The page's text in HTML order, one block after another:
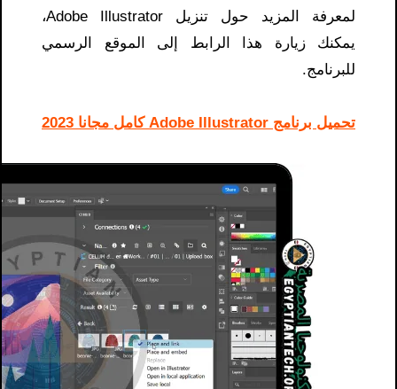
لمعرفة المزيد حول تنزيل Adobe Illustrator،
يمكنك زيارة هذا الرابط إلى الموقع الرسمي
للبرنامج.
تحميل برنامج Adobe Illustrator كامل مجانا 2023